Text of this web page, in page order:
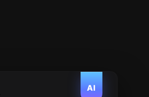
AI